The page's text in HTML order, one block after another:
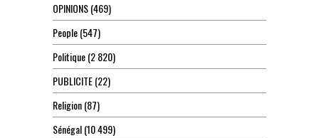
OPINIONS(469)
People(547)
Politique(2 820)
PUBLICITE(22)
Religion(87)
Sénégal(10 499)